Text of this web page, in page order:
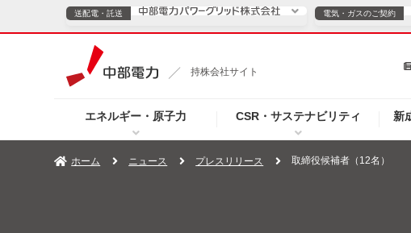
持株会社サイト
エネルギー・原子力 CSR・サステナビリティ 新
送配電・託送
TOPページへ ご案内
電気・ガスのご契約
電気・ガスのご契約
TOPページへ 個人のお客さま
ホーム ニュース プレスリリース 取締役候補者（12名）